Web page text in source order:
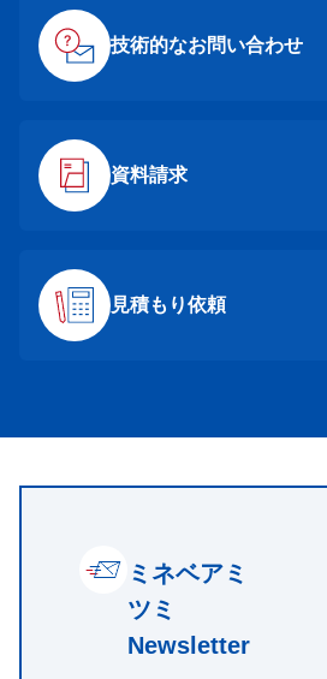
技術的なお問い合わせ
資料請求
見積もり依頼
ミネベアミ
ツミ
Newsletter